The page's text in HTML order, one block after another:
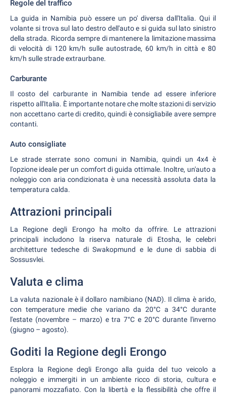
Regole del traffico
La guida in Namibia può essere un po' diversa dall'Italia. Qui il
volante si trova sul lato destro dell'auto e si guida sul lato sinistro
della strada. Ricorda sempre di mantenere la limitazione massima
di velocità di 120 km/h sulle autostrade, 60 km/h in città e 80
km/h sulle strade extraurbane.
Carburante
Il costo del carburante in Namibia tende ad essere inferiore
rispetto all'Italia. È importante notare che molte stazioni di servizio
non accettano carte di credito, quindi è consigliabile avere sempre
contanti.
Auto consigliate
Le strade sterrate sono comuni in Namibia, quindi un 4x4 è
l'opzione ideale per un comfort di guida ottimale. Inoltre, un'auto a
noleggio con aria condizionata è una necessità assoluta data la
temperatura calda.
Attrazioni principali
La Regione degli Erongo ha molto da offrire. Le attrazioni
principali includono la riserva naturale di Etosha, le celebri
architetture tedesche di Swakopmund e le dune di sabbia di
Sossusvlei.
Valuta e clima
La valuta nazionale è il dollaro namibiano (NAD). Il clima è arido,
con temperature medie che variano da 20°C a 34°C durante
l'estate (novembre – marzo) e tra 7°C e 20°C durante l'inverno
(giugno – agosto).
Goditi la Regione degli Erongo
Esplora la Regione degli Erongo alla guida del tuo veicolo a
noleggio e immergiti in un ambiente ricco di storia, cultura e
panorami mozzafiato. Con la libertà e la flessibilità che offre il